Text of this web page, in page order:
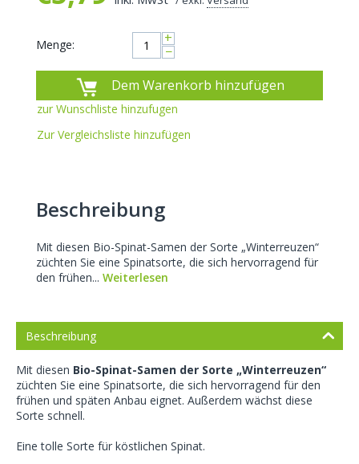
Menge: +
−
Dem Warenkorb hinzufügen
zur Wunschliste hinzufugen
Zur Vergleichsliste hinzufügen
Beschreibung
Mit diesen Bio-Spinat-Samen der Sorte „Winterreuzen“
züchten Sie eine Spinatsorte, die sich hervorragend für
den frühen... Weiterlesen
Beschreibung
Mit diesen Bio-Spinat-Samen der Sorte „Winterreuzen“
züchten Sie eine Spinatsorte, die sich hervorragend für den
frühen und späten Anbau eignet. Außerdem wächst diese
Sorte schnell.
Eine tolle Sorte für köstlichen Spinat.